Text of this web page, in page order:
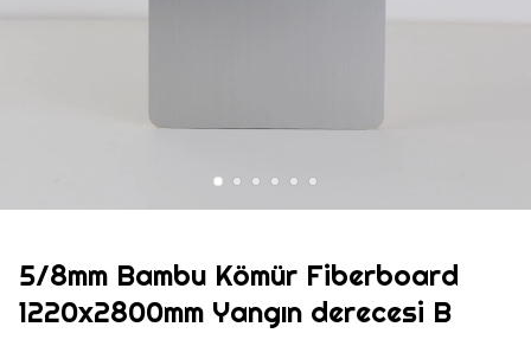
5/8mm Bambu Kömür Fiberboard
1220x2800mm Yangın derecesi B